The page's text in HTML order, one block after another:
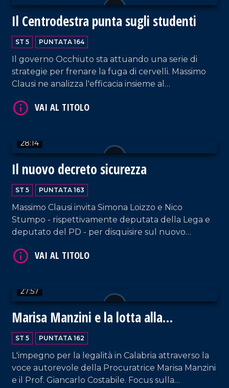
Il Centrodestra punta sugli studenti
ST 5 PUNTATA 164
Il governo Occhiuto sta attuando una serie di
strategie per frenare la fuga di cervelli. Massimo
Clausi ne analizza l'efficacia insieme al
(relatore della nuova legge sulle borse di studio)
28:14
Il nuovo decreto sicurezza
ST 5 PUNTATA 163
Massimo Clausi invita Simona Loizzo e Nico
Stumpo - rispettivamente deputata della Lega e
deputato del PD - per disquisire sul nuovo
polemiche.
27:57
Marisa Manzini e la lotta alla
'Ndrangheta
ST 5 PUNTATA 162
L'impegno per la legalità in Calabria attraverso la
voce autorevole della Procuratrice Marisa Manzini
e il Prof. Giancarlo Costabile. Focus sulla
VAI AL TITOLO
VAI AL TITOLO
VAI AL TITOLO